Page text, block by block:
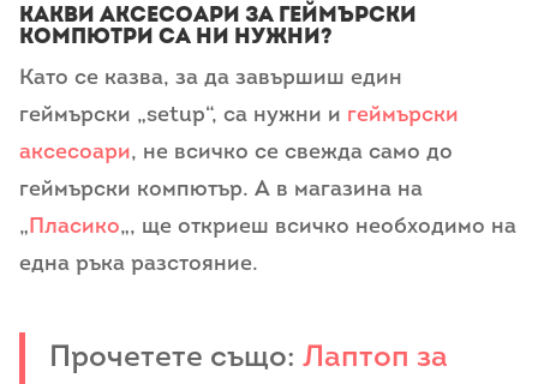
Какви аксесоари за геймърски
компютри са ни нужни?
Като се казва, за да завършиш един
геймърски „setup“, са нужни и геймърски
аксесоари, не всичко се свежда само до
геймърски компютър. А в магазина на
„Пласико„, ще откриеш всичко необходимо на
една ръка разстояние.
Прочетете също: Лаптоп за